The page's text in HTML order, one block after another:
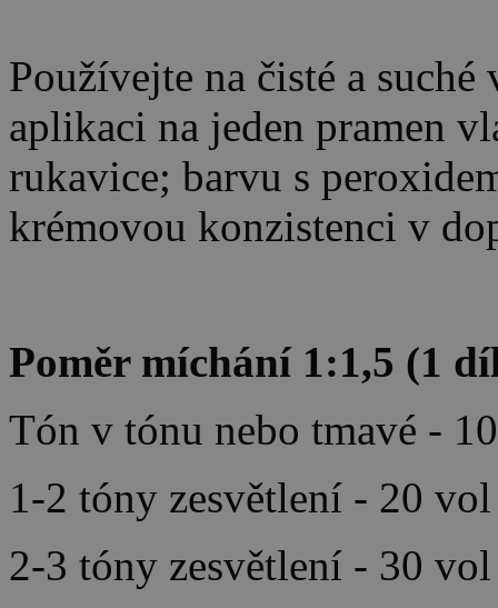
Používejte na čisté a
aplikaci na jeden pramen
rukavice; barvu s
krémovou konzistenci v
Poměr míchání 1:1,5 (1
Tón v tónu nebo tmavé -
1-2 tóny zesvětlení - 20
2-3 tóny zesvětlení - 30